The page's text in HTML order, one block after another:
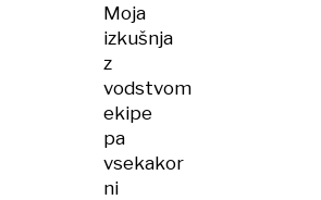
Moja
izkušnja
z
vodstvom
ekipe
pa
vsekakor
ni